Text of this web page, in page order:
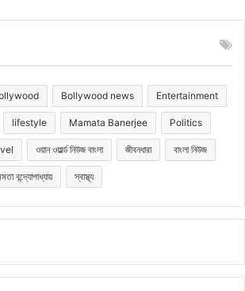
Bollywood news Entertainment
lifestyle Mamata Banerjee Politics
ওয়ান ওয়ার্ল্ড নিউজ বাংলা জীবনধারা বাংলা নিউজ
বন্দ্যোপাধ্যায় স্বাস্থ্য